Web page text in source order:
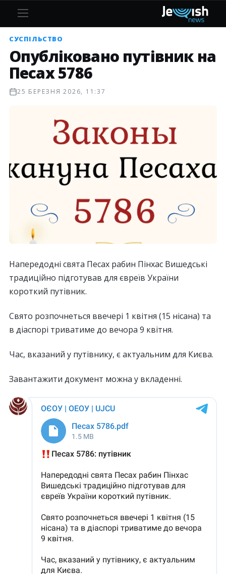
СУСПІЛЬСТВО
Опубліковано путівник на
Песах 5786
25 БЕРЕЗНЯ 2026, 11:37
Напередодні свята Песах рабин Пінхас Вишедські
традиційно підготував для євреїв України
короткий путівник.
Свято розпочнеться ввечері 1 квітня (15 нісана) та
в діаспорі триватиме до вечора 9 квітня.
Час, вказаний у путівнику, є актуальним для Києва.
Завантажити документ можна у вкладенні.